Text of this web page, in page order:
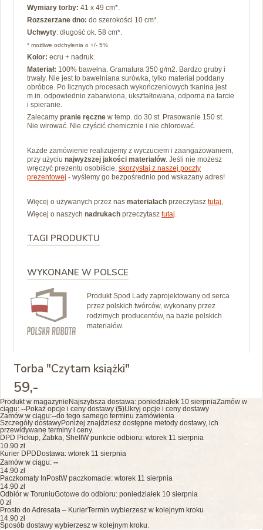
Wymiary torby: 41 x 49 cm*.
Rozszerzane dno: do szerokości 10 cm*.
Uchwyty: długość ok. 58 cm*.
* możliwe odchylenia o +/- 5%
Kolor: ecru + nadruk.
Materiał: 100% bawełna. Gramatura 350 g/m2. Bardzo gruby i
trwały. Nie jest to bawełniana surówka, tylko materiał poddany
obróbce. Po licznych procesach wykończeniowych tkanina jest
m.in. odpowiednio zabarwiona, ukształtowana, odporna na tarcie
i spieranie.
Zalecamy pranie ręczne w temp. do 30 st. Prasowanie 150 st.
Nie wirować. Nie czyścić chemicznie i nie chlorować.
Każde zamówienie realizujemy z wyczuciem i zaangażowaniem,
przy użyciu najwyższej jakości materiałów. Jeśli nie możesz
wręczyć prezentu osobiście, skorzystaj z naszej poczty
prezentowej - wyślemy go bezpośrednio pod wskazany adres!
Więcej o używanych przez nas materiałach przeczytasz tutaj,
Więcej o naszych nadrukach przeczytasz tutaj.
TAGI PRODUKTU
WYKONANE W POLSCE
Produkt Spod Lady zaprojektowany od serca
przez polskich twórców, wykonany przez
rodzimych producentów, na bazie polskich
materiałów.
Torba "Czytam książki"
59,-
Produkt w magazynie Najszybsza dostawa: poniedziałek 10 sierpniaZamów w
ciągu: --Pokaż opcje i ceny dostawy (5)Ukryj opcje i ceny dostawy
Zamów w ciągu:--do tego samego terminu zamówienia
Szczegóły dostawyPoniżej znajdziesz dostępne metody dostawy, ich
przewidywane terminy i ceny.
DPD Pickup, Żabka, Shell W punkcie odbioru: wtorek 11 sierpnia
10.90 zł
Kurier DPD Dostawa: wtorek 11 sierpnia
Zamów w ciągu: --
14.90 zł
Paczkomaty InPostW paczkomacie: wtorek 11 sierpnia
14.90 zł
Odbiór w ToruniuGotowe do odbioru: poniedziałek 10 sierpnia
0 zł
Prosto do Adresata – KurierTermin wybierzesz w kolejnym kroku
14.90 zł
Sposób dostawy wybierzesz w kolejnym kroku.